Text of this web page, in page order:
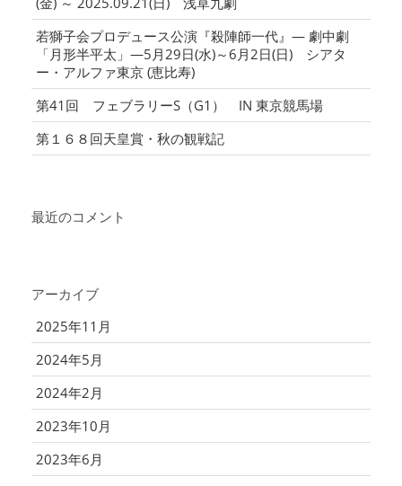
若獅子会プロデュース公演『殺陣師一代』― 劇中劇
「月形半平太」―5月29日(水)～6月2日(日) シアタ
ー・アルファ東京 (恵比寿)
第41回 フェブラリーS（G1） IN 東京競馬場
第１６８回天皇賞・秋の観戦記
最近のコメント
アーカイブ
2025年11月
2024年5月
2024年2月
2023年10月
2023年6月